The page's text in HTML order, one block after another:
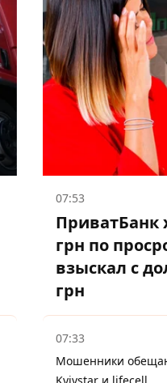
07:53
ПриватБанк
грн по
взыскал с
грн
07:33
Мошенники